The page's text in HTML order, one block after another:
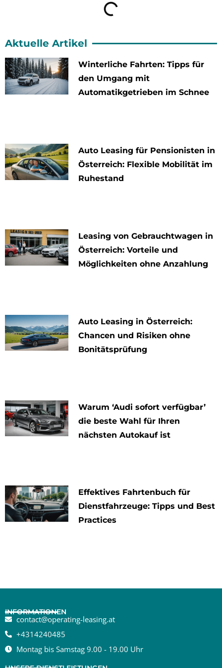
Aktuelle Artikel
Winterliche Fahrten: Tipps für
den Umgang mit
Automatikgetrieben im Schnee
Auto Leasing für Pensionisten in
Österreich: Flexible Mobilität im
Ruhestand
Leasing von Gebrauchtwagen in
Österreich: Vorteile und
Möglichkeiten ohne Anzahlung
Auto Leasing in Österreich:
Chancen und Risiken ohne
Bonitätsprüfung
Warum ‘Audi sofort verfügbar’
die beste Wahl für Ihren
nächsten Autokauf ist
Effektives Fahrtenbuch für
Dienstfahrzeuge: Tipps und Best
Practices
INFORMATIONEN
contact@operating-leasing.at
+4314240485
Montag bis Samstag 9.00 - 19.00 Uhr